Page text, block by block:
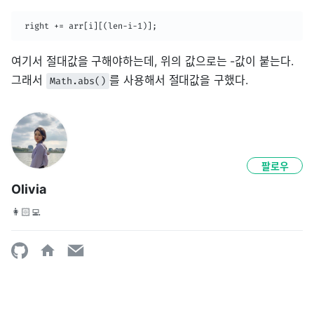
right += arr[i][(len-i-1)];
여기서 절대값을 구해야하는데, 위의 값으로는 -값이 붙는다.
그래서
Math.abs() 를 사용해서 절대값을 구했다.
Olivia
👩🏻‍💻
팔로우